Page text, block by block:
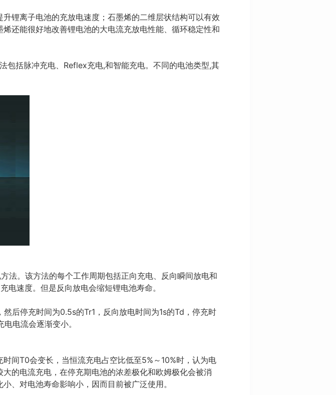
离子电池的充放电速度；石墨烯的二维层状结构可以有效
还能很好地改善锂电池的大电流充放电性能、循环稳定性和
括脉冲充电、Reflex充电,和智能充电。不同的电池类型,其
。该方法的每个工作周期包括正向充电、反向瞬间放电和
电速度。但是反向放电会缩短锂电池寿命。
停充时间为0.5s的Tr1，反向放电时间为1s的Td，停充时
电流会逐渐变小。
T0会变长，当恒流充电占空比低至5%～10%时，认为电
的电流充电，在停充期电池的浓差极化和欧姆极化会被消
、对电池寿命影响小，因而目前被广泛使用。